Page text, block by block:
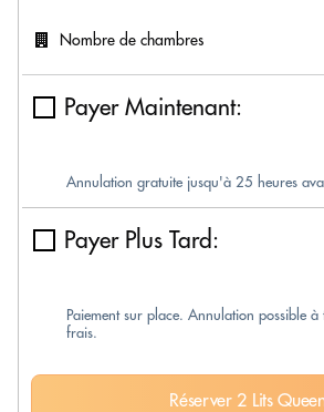
Nombre de chambres
Payer Maintenant:
Annulation gratuite jusqu'à 25 heures
Payer Plus Tard:
Paiement sur place. Annulation possible à
frais.
Réserver 2 Lits